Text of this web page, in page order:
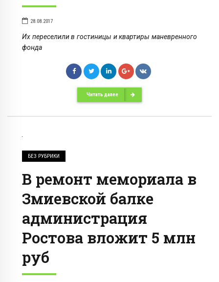
28.08.2017
Их переселили в гостиницы и квартиры маневренного
фонда
Читать далее
БЕЗ РУБРИКИ
В ремонт мемориала в
Змиевской балке
администрация
Ростова вложит 5 млн
руб